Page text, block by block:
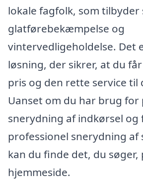
lokale fagfolk, som tilbyder
glatførebekæmpelse og
vintervedligeholdelse. Det
løsning, der sikrer, at du
pris og den rette service til
Uanset om du har brug for
snerydning af indkørsel
professionel snerydning af
kan du finde det, du søger,
hjemmeside.